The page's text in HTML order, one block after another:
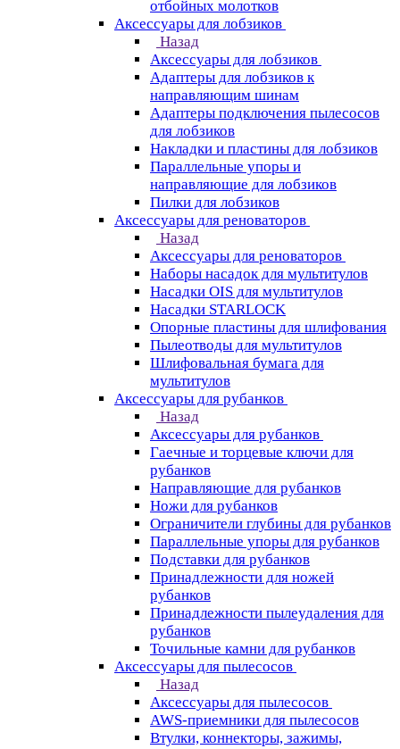
отбойных молотков
Аксессуары для лобзиков
Назад
Аксессуары для лобзиков
Адаптеры для лобзиков к
направляющим шинам
Адаптеры подключения пылесосов
для лобзиков
Накладки и пластины для лобзиков
Параллельные упоры и
направляющие для лобзиков
Пилки для лобзиков
Аксессуары для реноваторов
Назад
Аксессуары для реноваторов
Наборы насадок для мультитулов
Насадки OIS для мультитулов
Насадки STARLOCK
Опорные пластины для шлифования
Пылеотводы для мультитулов
Шлифовальная бумага для
мультитулов
Аксессуары для рубанков
Назад
Аксессуары для рубанков
Гаечные и торцевые ключи для
рубанков
Направляющие для рубанков
Ножи для рубанков
Ограничители глубины для рубанков
Параллельные упоры для рубанков
Подставки для рубанков
Принадлежности для ножей
рубанков
Принадлежности пылеудаления для
рубанков
Точильные камни для рубанков
Аксессуары для пылесосов
Назад
Аксессуары для пылесосов
AWS-приемники для пылесосов
Втулки, коннекторы, зажимы,